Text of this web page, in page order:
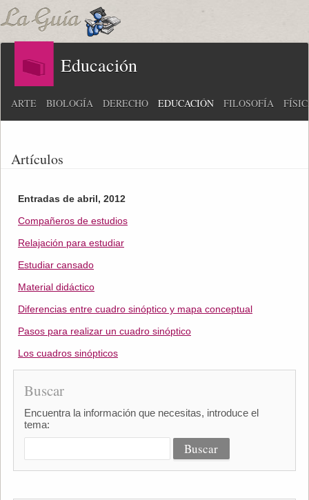
Educación
ARTE BIOLOGÍA DERECHO EDUCACIÓN FILOSOFÍA
Artículos
Entradas de abril, 2012
Compañeros de estudios
Relajación para estudiar
Estudiar cansado
Material didáctico
Diferencias entre cuadro sinóptico y mapa conceptual
Pasos para realizar un cuadro sinóptico
Los cuadros sinópticos
Buscar
Encuentra la información que necesitas, introduce el
tema: